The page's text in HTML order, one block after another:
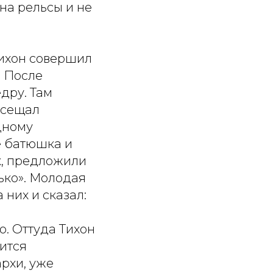
рельсы и не
совершил
После
Там
батюшка и
предложили
Молодая
и сказал:
Оттуда Тихон
уже